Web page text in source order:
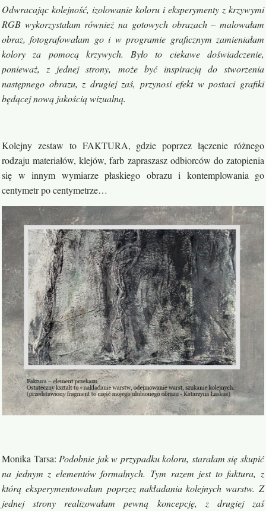
Odwracając kolejność, izolowanie koloru i eksperymenty z krzywymi
RGB wykorzystałam również na gotowych obrazach – malowałam
obraz, fotografowałam go i w programie graficznym zamieniałam
kolory za pomocą krzywych. Było to ciekawe doświadczenie,
ponieważ, z jednej strony, może być inspiracją do stworzenia
następnego obrazu, z drugiej zaś, przynosi efekt w postaci grafiki
będącej nową jakością wizualną.
Kolejny zestaw to FAKTURA, gdzie poprzez łączenie różnego
rodzaju materiałów, klejów, farb zapraszasz odbiorców do zatopienia
się w innym wymiarze płaskiego obrazu i kontemplowania go
centymetr po centymetrze…
Monika Tarsa: Podobnie jak w przypadku koloru, starałam się skupić
na jednym z elementów formalnych. Tym razem jest to faktura, z
którą eksperymentowałam poprzez nakładania kolejnych warstw. Z
jednej strony realizowałam pewną koncepcję, z drugiej zaś